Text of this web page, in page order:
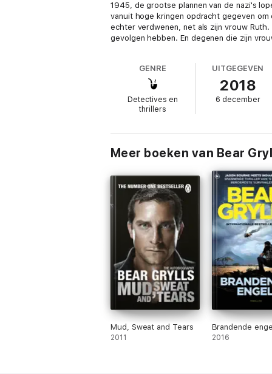
1945, de grootse plannen van de nazi's
vanuit hoge kringen opdracht gegeven
echter verdwenen, net als zijn vrouw
gevolgen hebben. En degenen die zijn
GENRE
Detectives en
thrillers
UITGEGEVEN
2018
6 december
Meer boeken van Bear
Mud, Sweat and Tears
2011
Brandende
2016